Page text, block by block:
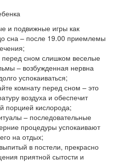
и подвижные игры как
сна – после 19.00 приемлемы
перед сном слишком веселые
– возбужденная нервна
успокаиваться;
комнату перед сном – это
воздуха и обеспечит
порцией кислорода;
– последовательные
процедуры успокаивают
на отдых;
в постели, прекрасно
приятной сытости и